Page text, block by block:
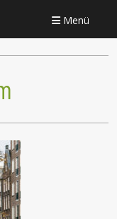
Menü